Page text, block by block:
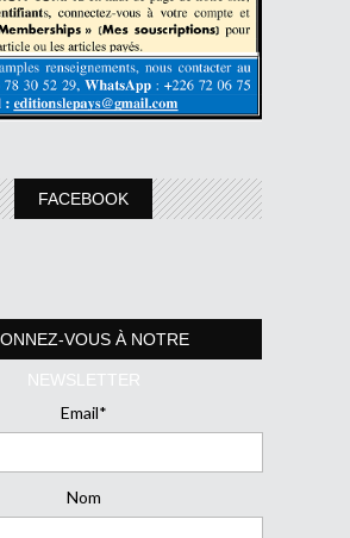
FACEBOOK
VOUS À NOTRE
NEWSLETTER
Email*
Nom